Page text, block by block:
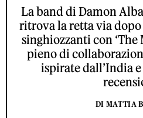
La band di Damon
ritrova la retta via
singhiozzanti con ‘The
pieno di
ispirate dall’India
DI MATTIA